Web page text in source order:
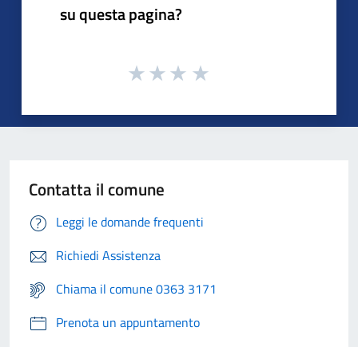
su questa pagina?
Contatta il comune
Leggi le domande frequenti
Richiedi Assistenza
Chiama il comune 0363 3171
Prenota un appuntamento